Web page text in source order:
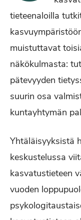
tieteenaloilla
muistuttavat
näkökulmasta:
pätevyyden
suurin osa
kuntayhtymän
Yhtäläisyyksistä
keskustelussa
kasvatustieteen
vuoden